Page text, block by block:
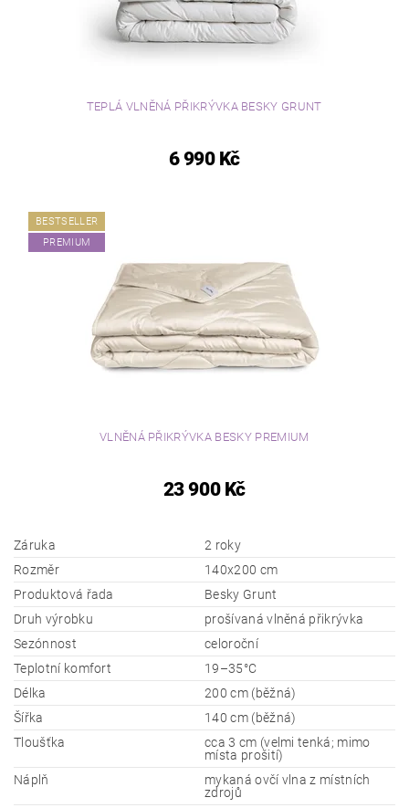
TEPLÁ VLNĚNÁ PŘIKRÝVKA BESKY GRUNT
6 990 Kč
BESTSELLER
PREMIUM
VLNĚNÁ PŘIKRÝVKA BESKY PREMIUM
23 900 Kč
Záruka
2 roky
Rozměr
140x200 cm
Produktová řada
Besky Grunt
Druh výrobku
prošívaná vlněná přikrývka
Sezónnost
celoroční
Teplotní komfort
19–35°C
Délka
200 cm (běžná)
Šířka
140 cm (běžná)
Tloušťka
cca 3 cm (velmi tenká; mimo
místa prošití)
Náplň
mykaná ovčí vlna z místních
zdrojů